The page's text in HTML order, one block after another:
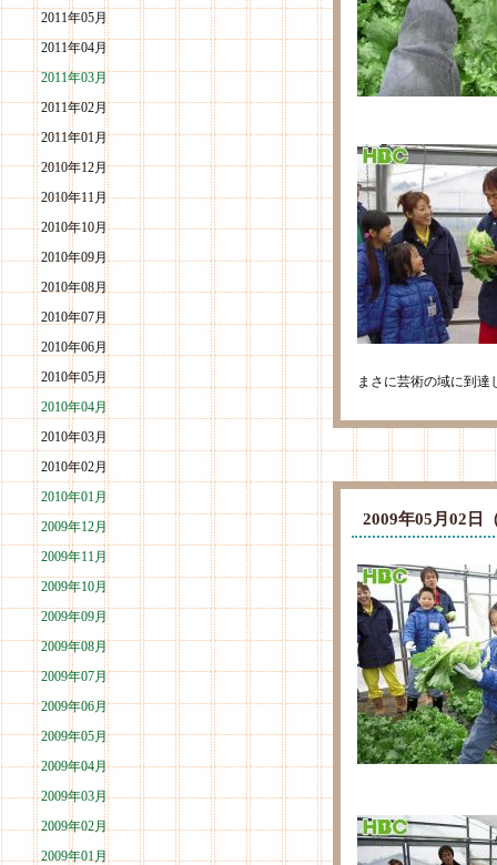
2011年05月
2011年04月
2011年03月
2011年02月
2011年01月
2010年12月
2010年11月
2010年10月
2010年09月
2010年08月
2010年07月
2010年06月
2010年05月
2010年04月
2010年03月
2010年02月
2010年01月
2009年12月
2009年11月
2009年10月
2009年09月
2009年08月
2009年07月
2009年06月
2009年05月
2009年04月
2009年03月
2009年02月
2009年01月
まさに芸術の域に到達
2009年05月02